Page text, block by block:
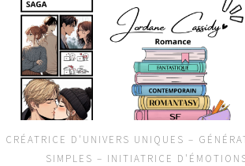
Aller
contenu
principal
CRÉATRICE D'UNIVERS UNIQUES –
SIMPLES – INITIATRICE